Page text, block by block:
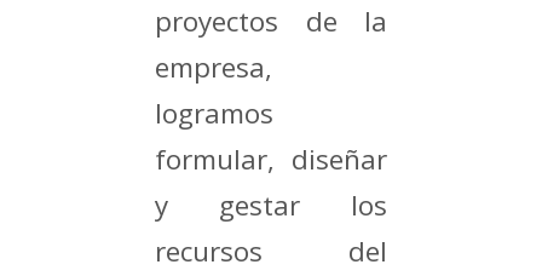
proyectos de la
empresa,
logramos
formular, diseñar
y gestar los
recursos del